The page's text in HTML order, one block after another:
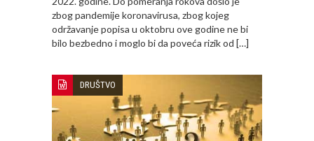
zbog pandemije koronavirusa, zbog kojeg
održavanje popisa u oktobru ove godine ne bi
bilo bezbedno i moglo bi da poveća rizik od […]
DRUŠTVO